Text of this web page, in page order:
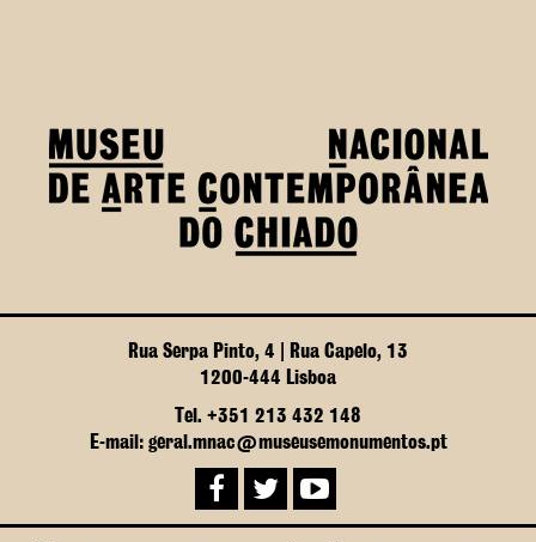
Rua Serpa Pinto, 4 | Rua Capelo, 13
1200-444 Lisboa
Tel. +351 213 432 148
E-mail: geral.mnac@museusemonumentos.pt